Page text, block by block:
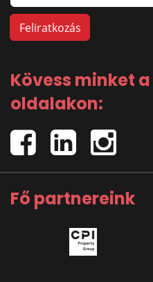
Kövess minket
oldalakon:
Fő partnereink